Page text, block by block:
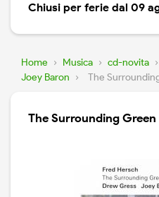
Chiusi per ferie dal 09
Home › Musica › cd-novita ›
Joey Baron › The
The Surrounding Green